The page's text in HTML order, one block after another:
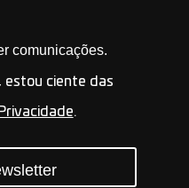
comunicações.
estou ciente das
.